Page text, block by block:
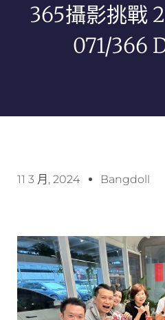
365攝影挑戰
071/366
11 3 月, 2024 Bangdoll